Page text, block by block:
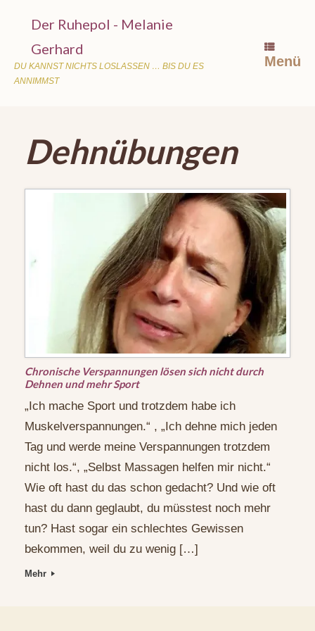
springen
Der Ruhepol - Melanie
Gerhard
DU KANNST NICHTS LOSLASSEN … BIS DU ES
ANNIMMST
Menü
Dehnübungen
Chronische Verspannungen lösen sich nicht durch
Dehnen und mehr Sport
„Ich mache Sport und trotzdem habe ich
Muskelverspannungen.“ , „Ich dehne mich jeden
Tag und werde meine Verspannungen trotzdem
nicht los.“, „Selbst Massagen helfen mir nicht.“
Wie oft hast du das schon gedacht? Und wie oft
hast du dann geglaubt, du müsstest noch mehr
tun? Hast sogar ein schlechtes Gewissen
bekommen, weil du zu wenig […]
Mehr